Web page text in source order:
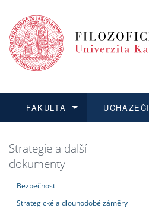
FAKULTA
Dozvědět se více
UCHAZEČI
Podat přihlášku
Dozvědět se více
Dozvědět se více
Dozvědět se více
Strategie a další
dokumenty
Bezpečnost
Strategické a dlouhodobé záměry